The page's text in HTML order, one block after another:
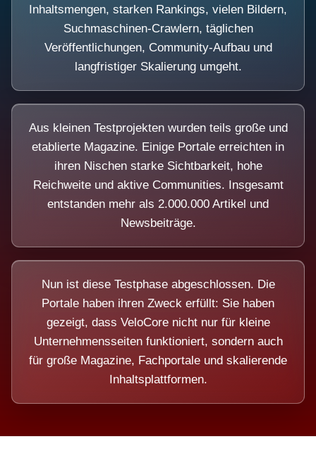
Inhaltsmengen, starken Rankings, vielen Bildern,
Suchmaschinen-Crawlern, täglichen
Veröffentlichungen, Community-Aufbau und
langfristiger Skalierung umgeht.
Aus kleinen Testprojekten wurden teils große und
etablierte Magazine. Einige Portale erreichten in
ihren Nischen starke Sichtbarkeit, hohe
Reichweite und aktive Communities. Insgesamt
entstanden mehr als 2.000.000 Artikel und
Newsbeiträge.
Nun ist diese Testphase abgeschlossen. Die
Portale haben ihren Zweck erfüllt: Sie haben
gezeigt, dass VeloCore nicht nur für kleine
Unternehmensseiten funktioniert, sondern auch
für große Magazine, Fachportale und skalierende
Inhaltsplattformen.